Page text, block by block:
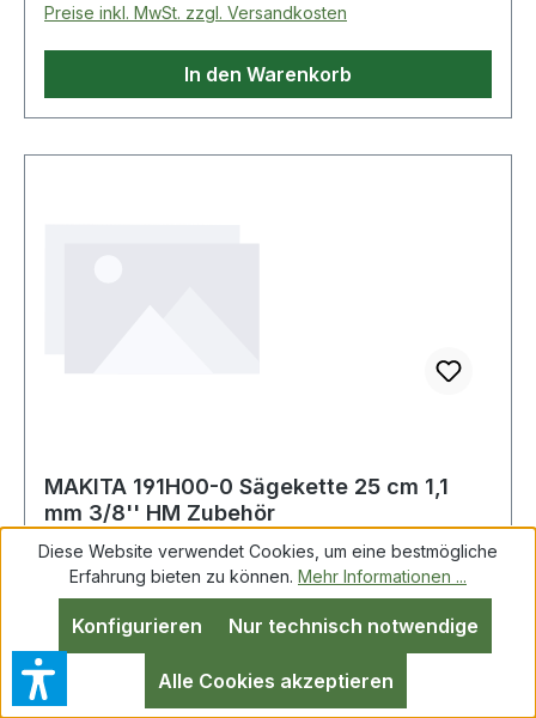
Preise inkl. MwSt. zzgl. Versandkosten
In den Warenkorb
MAKITA 191H00-0 Sägekette 25 cm 1,1
mm 3/8'' HM Zubehör
Makita 191H00-0 S�gekette 25 cm 1,1 mm 3/8
HM Zubeh�r
Diese Website verwendet Cookies, um eine bestmögliche
Erfahrung bieten zu können. Mehr Informationen ...
Nur technisch notwendige
Konfigurieren
Alle Cookies akzeptieren